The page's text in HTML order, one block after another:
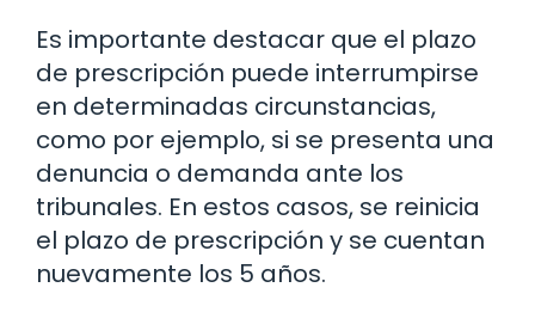
Es importante destacar que el plazo
de prescripción puede interrumpirse
en determinadas circunstancias,
como por ejemplo, si se presenta una
denuncia o demanda ante los
tribunales. En estos casos, se reinicia
el plazo de prescripción y se cuentan
nuevamente los 5 años.